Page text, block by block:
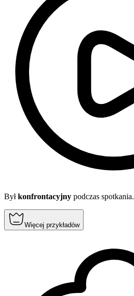
Byłkonfrontacyjny podczas spotkania.
Więcej przykładów